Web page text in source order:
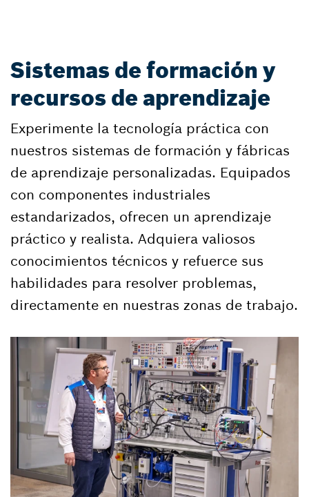
Sistemas de formación y
recursos de aprendizaje
Experimente la tecnología práctica con
nuestros sistemas de formación y fábricas
de aprendizaje personalizadas. Equipados
con componentes industriales
estandarizados, ofrecen un aprendizaje
práctico y realista. Adquiera valiosos
conocimientos técnicos y refuerce sus
habilidades para resolver problemas,
directamente en nuestras zonas de trabajo.